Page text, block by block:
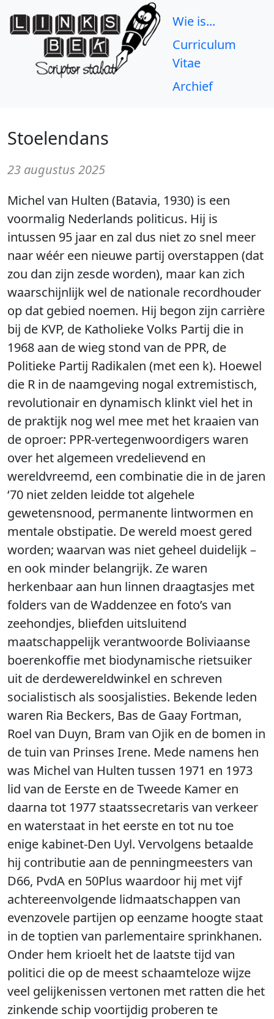
Wie is...
Curriculum
Vitae
Archief
Stoelendans
23 augustus 2025
Michel van Hulten (Batavia, 1930) is een
voormalig Nederlands politicus. Hij is
intussen 95 jaar en zal dus niet zo snel meer
naar wéér een nieuwe partij overstappen (dat
zou dan zijn zesde worden), maar kan zich
waarschijnlijk wel de nationale recordhouder
op dat gebied noemen. Hij begon zijn carrière
bij de KVP, de Katholieke Volks Partij die in
1968 aan de wieg stond van de PPR, de
Politieke Partij Radikalen (met een k). Hoewel
die R in de naamgeving nogal extremistisch,
revolutionair en dynamisch klinkt viel het in
de praktijk nog wel mee met het kraaien van
de oproer: PPR-vertegenwoordigers waren
over het algemeen vredelievend en
wereldvreemd, een combinatie die in de jaren
‘70 niet zelden leidde tot algehele
gewetensnood, permanente lintwormen en
mentale obstipatie. De wereld moest gered
worden; waarvan was niet geheel duidelijk –
en ook minder belangrijk. Ze waren
herkenbaar aan hun linnen draagtasjes met
folders van de Waddenzee en foto’s van
zeehondjes, bliefden uitsluitend
maatschappelijk verantwoorde Boliviaanse
boerenkoffie met biodynamische rietsuiker
uit de derdewereldwinkel en schreven
socialistisch als soosjalisties. Bekende leden
waren Ria Beckers, Bas de Gaay Fortman,
Roel van Duyn, Bram van Ojik en de bomen in
de tuin van Prinses Irene. Mede namens hen
was Michel van Hulten tussen 1971 en 1973
lid van de Eerste en de Tweede Kamer en
daarna tot 1977 staatssecretaris van verkeer
en waterstaat in het eerste en tot nu toe
enige kabinet-Den Uyl. Vervolgens betaalde
hij contributie aan de penningmeesters van
D66, PvdA en 50Plus waardoor hij met vijf
achtereenvolgende lidmaatschappen van
evenzovele partijen op eenzame hoogte staat
in de toptien van parlementaire sprinkhanen.
Onder hem krioelt het de laatste tijd van
politici die op de meest schaamteloze wijze
veel gelijkenissen vertonen met ratten die het
zinkende schip voortijdig proberen te